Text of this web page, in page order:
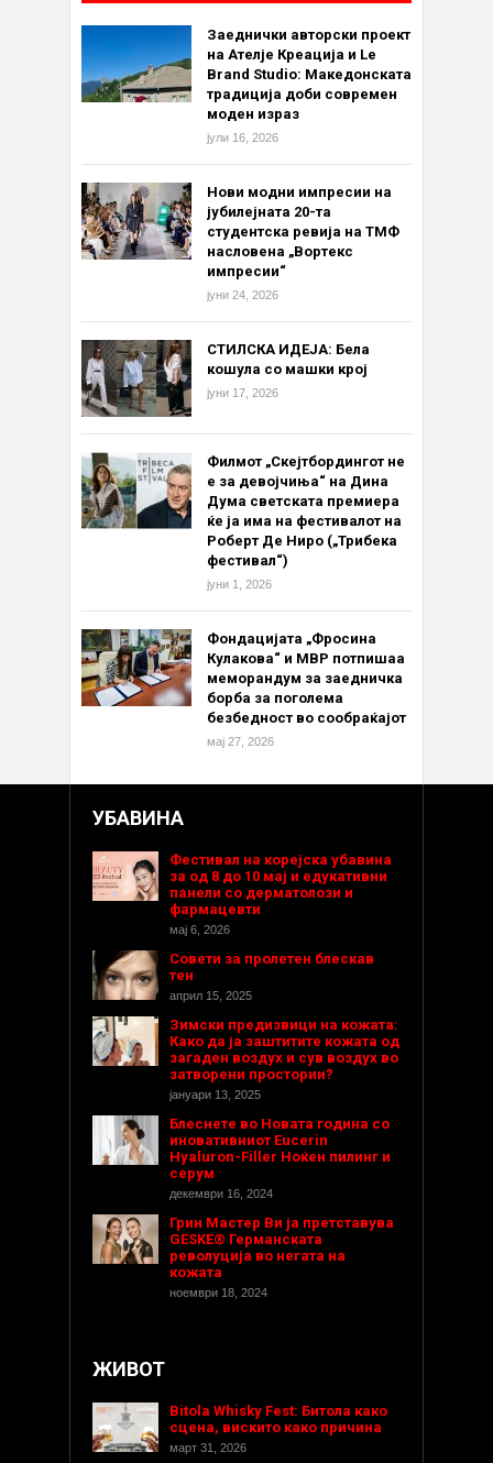
Заеднички авторски проект
на Ателје Креација и Le
Brand Studio: Македонската
традиција доби современ
моден израз
јули 16, 2026
Нови модни импресии на
јубилејната 20-та
студентска ревија на ТМФ
насловена „Вортекс
импресии“
јуни 24, 2026
СТИЛСКА ИДЕЈА: Бела
кошула со машки крој
јуни 17, 2026
Филмот „Скејтбордингот не
е за девојчиња“ на Дина
Дума светската премиера
ќе ја има на фестивалот на
Роберт Де Ниро („Трибека
фестивал“)
јуни 1, 2026
Фондацијата „Фросина
Кулакова“ и МВР потпишаа
меморандум за заедничка
борба за поголема
безбедност во сообраќајот
мај 27, 2026
УБАВИНА
Фестивал на корејска убавина
за од 8 до 10 мај и едукативни
панели со дерматолози и
фармацевти
мај 6, 2026
Совети за пролетен блескав
тен
април 15, 2025
Зимски предизвици на кожата:
Како да ја заштитите кожата од
загаден воздух и сув воздух во
затворени простории?
јануари 13, 2025
Блеснете во Новата година со
иновативниот Eucerin
Hyaluron-Filler Ноќен пилинг и
серум
декември 16, 2024
Грин Мастер Ви ја претставува
GESKE® Германската
револуција во негата на
кожата
ноември 18, 2024
ЖИВОТ
Bitola Whisky Fest: Битола како
сцена, вискито како причина
март 31, 2026